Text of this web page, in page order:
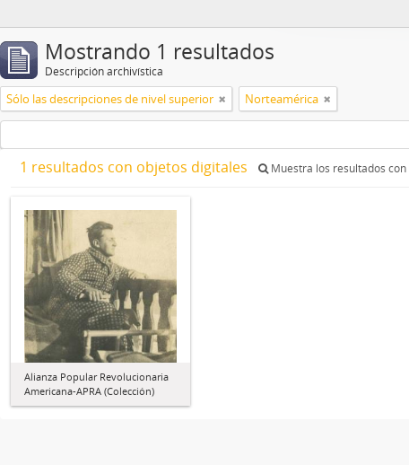
Mostrando 1 resultados
Descripción archivística
Sólo las descripciones de nivel superior Norteamérica
1 resultados con objetos digitales Muestra los resultados
Alianza Popular Revolucionaria
Americana-APRA (Colección)